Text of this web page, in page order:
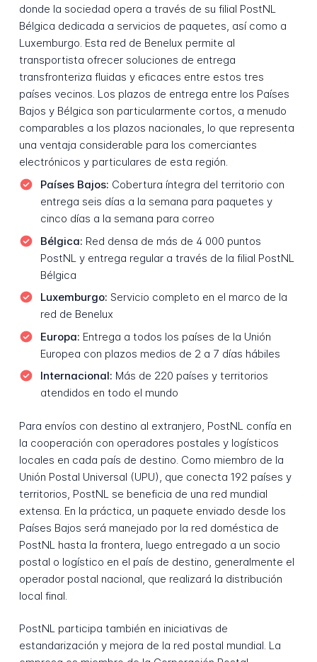
donde la sociedad opera a través de su filial PostNL
Bélgica dedicada a servicios de paquetes, así como a
Luxemburgo. Esta red de Benelux permite al
transportista ofrecer soluciones de entrega
transfronteriza fluidas y eficaces entre estos tres
países vecinos. Los plazos de entrega entre los Países
Bajos y Bélgica son particularmente cortos, a menudo
comparables a los plazos nacionales, lo que representa
una ventaja considerable para los comerciantes
electrónicos y particulares de esta región.
Países Bajos: Cobertura íntegra del territorio con
entrega seis días a la semana para paquetes y
cinco días a la semana para correo
Bélgica: Red densa de más de 4 000 puntos
PostNL y entrega regular a través de la filial PostNL
Bélgica
Luxemburgo: Servicio completo en el marco de la
red de Benelux
Europa: Entrega a todos los países de la Unión
Europea con plazos medios de 2 a 7 días hábiles
Internacional: Más de 220 países y territorios
atendidos en todo el mundo
Para envíos con destino al extranjero, PostNL confía en
la cooperación con operadores postales y logísticos
locales en cada país de destino. Como miembro de la
Unión Postal Universal (UPU), que conecta 192 países y
territorios, PostNL se beneficia de una red mundial
extensa. En la práctica, un paquete enviado desde los
Países Bajos será manejado por la red doméstica de
PostNL hasta la frontera, luego entregado a un socio
postal o logístico en el país de destino, generalmente el
operador postal nacional, que realizará la distribución
local final.
PostNL participa también en iniciativas de
estandarización y mejora de la red postal mundial. La